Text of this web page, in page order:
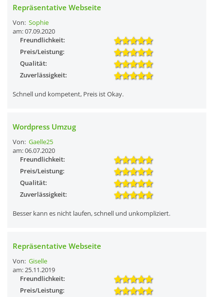
Repräsentative Webseite
Von: Sophie
am: 07.09.2020
Freundlichkeit:
Preis/Leistung:
Qualität:
Zuverlässigkeit:
Schnell und kompetent, Preis ist Okay.
Wordpress Umzug
Von: Gaelle25
am: 06.07.2020
Freundlichkeit:
Preis/Leistung:
Qualität:
Zuverlässigkeit:
Besser kann es nicht laufen, schnell und unkompliziert.
Repräsentative Webseite
Von: Giselle
am: 25.11.2019
Freundlichkeit:
Preis/Leistung: